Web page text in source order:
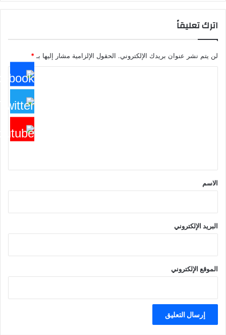
اترك تعليقاً
لن يتم نشر عنوان بريدك الإلكتروني. الحقول الإلزامية مشار إليها بـ*
*
الاسم
البريد الإلكتروني
الموقع الإلكتروني